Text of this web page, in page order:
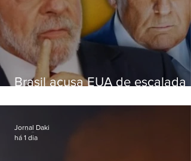
Brasil acusa EUA de escalada
embaixadora
Jornal Daki
há 1 dia